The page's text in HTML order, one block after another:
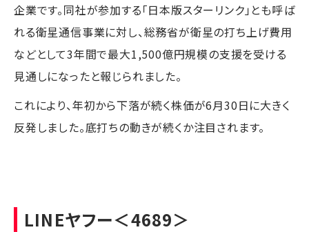
企業です。同社が参加する「日本版スターリンク」とも呼ば
れる衛星通信事業に対し、総務省が衛星の打ち上げ費用
などとして3年間で最大1,500億円規模の支援を受ける
見通しになったと報じられました。
これにより、年初から下落が続く株価が6月30日に大きく
反発しました。底打ちの動きが続くか注目されます。
LINEヤフー＜4689＞